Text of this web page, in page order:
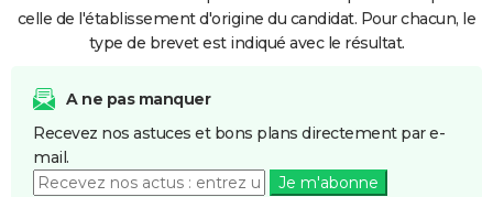
celle de l'établissement d'origine du candidat. Pour chacun, le
type de brevet est indiqué avec le résultat.
A ne pas manquer
Recevez nos astuces et bons plans directement par e-
mail.
Je m'abonne